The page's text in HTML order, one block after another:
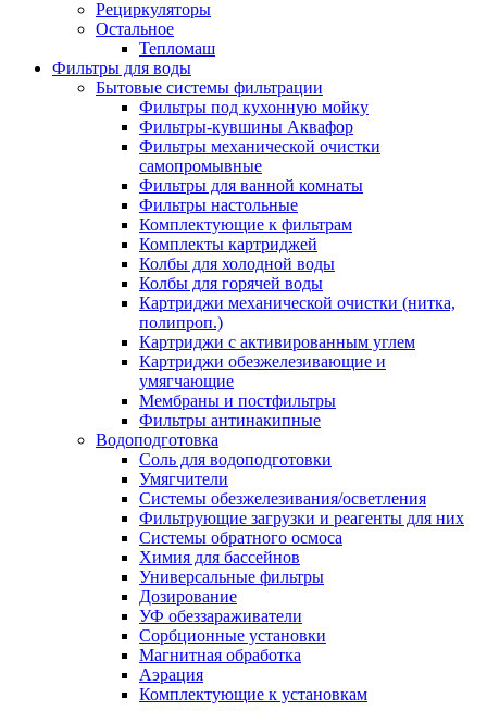
Рециркуляторы
Остальное
Тепломаш
Фильтры для воды
Бытовые системы фильтрации
Фильтры под кухонную мойку
Фильтры-кувшины Аквафор
Фильтры механической очистки
самопромывные
Фильтры для ванной комнаты
Фильтры настольные
Комплектующие к фильтрам
Комплекты картриджей
Колбы для холодной воды
Колбы для горячей воды
Картриджи механической очистки (нитка,
полипроп.)
Картриджи с активированным углем
Картриджи обезжелезивающие и
умягчающие
Мембраны и постфильтры
Фильтры антинакипные
Водоподготовка
Соль для водоподготовки
Умягчители
Системы обезжелезивания/осветления
Фильтрующие загрузки и реагенты для них
Системы обратного осмоса
Химия для бассейнов
Универсальные фильтры
Дозирование
УФ обеззараживатели
Сорбционные установки
Магнитная обработка
Аэрация
Комплектующие к установкам